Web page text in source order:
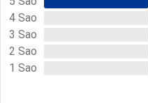
4 Sao
3 Sao
2 Sao
1 Sao